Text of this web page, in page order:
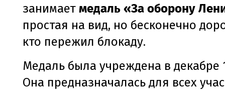
занимает медаль «За оборону
простая на вид, но бесконечно
кто пережил блокаду.
Медаль была учреждена в декабре
Она предназначалась для всех